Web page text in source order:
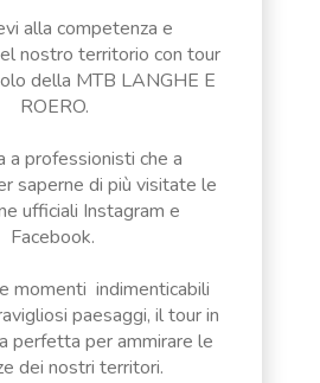
alla competenza e
nostro territorio con tour
della MTB LANGHE E
ROERO.
a professionisti che a
saperne di più visitate le
ufficiali Instagram e
Facebook.
momenti indimenticabili
paesaggi, il tour in
perfetta per ammirare le
dei nostri territori.